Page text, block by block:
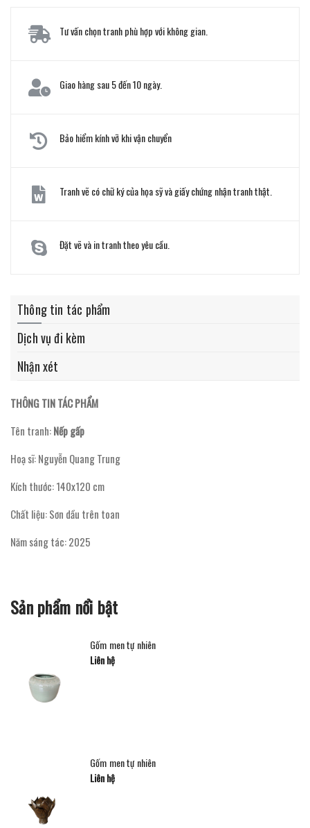
Tư vấn chọn tranh phù hợp với không gian.
Giao hàng sau 5 đến 10 ngày.
Bảo hiểm kính vỡ khi vận chuyển
Tranh vẽ có chữ ký của họa sỹ và giấy chứng nhận tranh thật.
Đặt vẽ và in tranh theo yêu cầu.
Thông tin tác phẩm
Dịch vụ đi kèm
Nhận xét
THÔNG TIN TÁC PHẨM
Tên tranh:Nếp gấp
Hoạ sĩ: Nguyễn Quang Trung
Kích thước: 140x120 cm
Chất liệu: Sơn dầu trên toan
Năm sáng tác: 2025
Sản phẩm nổi bật
Gốm men tự nhiên
Liên hệ
Gốm men tự nhiên
Liên hệ